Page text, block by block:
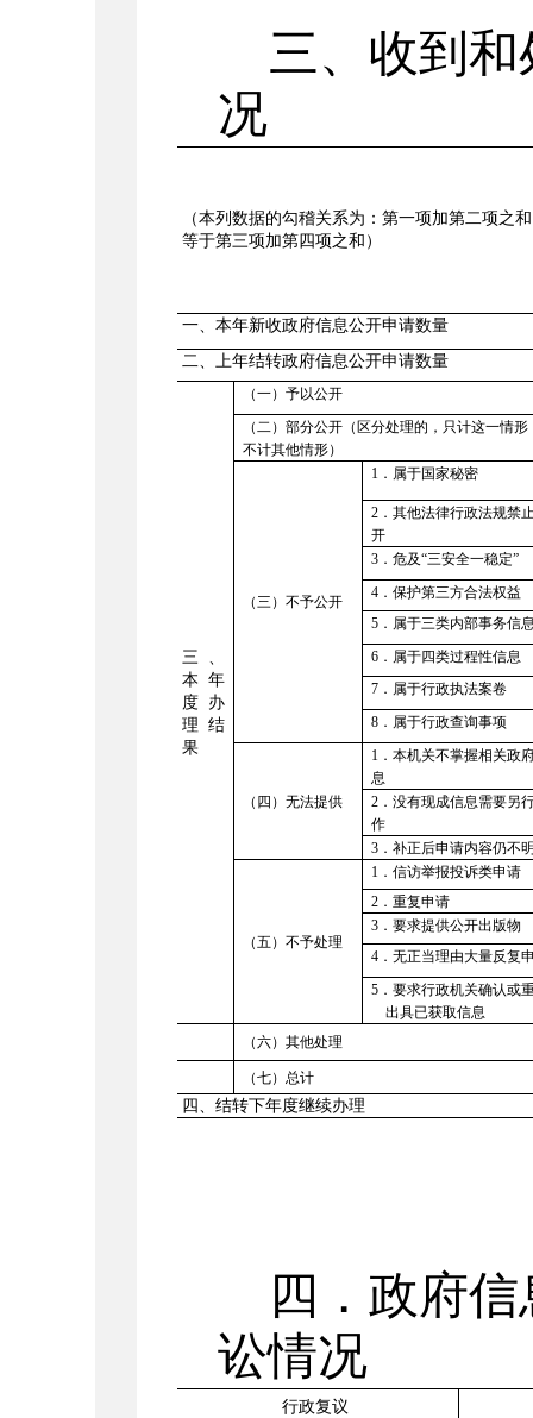
三、收到
况
（本列数据的勾稽关系为：第一项加第二项之
等于第三项加第四项之和）
一、本年新收政府信息公开申请数量
二、上年结转政府信息公开申请数量
三、
本年
度办
理结
果
（一）予以公开
（二）部分公开（区分处理的，只计这一情形
不计其他情形）
（三）不予公开
1 ．属于国家秘密
2．其他法律行政法规禁
开
3．危及“三安全一稳定”
4．保护第三方合法权益
5．属于三类内部事务信
6．属于四类过程性信息
7．属于行政执法案卷
8．属于行政查询事项
（四）无法提供
1．本机关不掌握相关政
息
2．没有现成信息需要另
作
3．补正后申请内容仍不
（五）不予处理
1．信访举报投诉类申请
2．重复申请
3 ．要求提供公开出版物
4．无正当理由大量反复
5．要求行政机关确认或
出具已获取信息
（六）其他处理
（七）总计
四、结转下年度继续办理
四．政府
讼情况
行政复议